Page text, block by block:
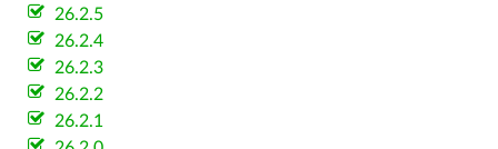
26.2.5
26.2.4
26.2.3
26.2.2
26.2.1